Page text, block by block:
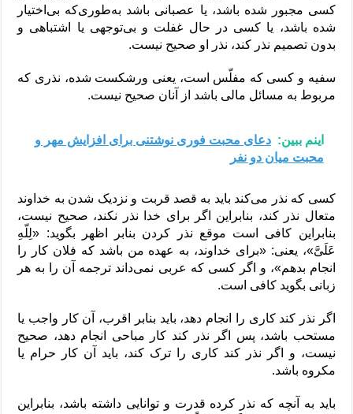
کسی مجبور شده باشد، یا عصبانی باشد به‌طوری‌که بی‌اختیار
شده باشد، یا کسی در حال غفلت و بی‌توجهی یا اشتباهی و
بدون تصمیم نذر کند، نذر او صحیح نیست.
سفیه و کسی که مفلّس است، یعنی ورشکست شده، نذری که
مربوط به مسائل مالی باشد از آنان صحیح نیست.
اینم ببین: دعای محبت فوری نوشتنی برای افزایش مهر و
محبت میان دو نفر
کسی که نذر می‌کند باید به قصد قربت و نزدیک شدن به خداوند
متعال نذر کند، بنابراین اگر برای خدا نذر نکند، صحیح نیست،
بنابراین کافی است موقع نذر کردن بنابر اظهر بگوید: «لِلّهِ
عَلَیَّ»، یعنی: «برای خداوند، به عهده من باشد که فلان کار را
انجام بدهم»، و اگر کسی که عربی نمی‌داند ترجمه آن را به هر
زبانی بگوید کافی است.
اگر نذر کند کاری را انجام دهد، باید بنابر اقرب، آن کار واجب یا
مستحب باشد، پس اگر نذر کند کار مباحی انجام دهد، صحیح
نیست، و اگر نذر کند کاری را ترک کند، باید آن کار حرام یا
مکروه باشد.
باید به آنچه که نذر کرده قدرت و توانایی داشته باشد، بنابراین